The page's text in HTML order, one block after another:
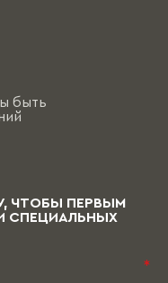
быть
ЧТОБЫ ПЕРВЫМ
СПЕЦИАЛЬНЫХ
*